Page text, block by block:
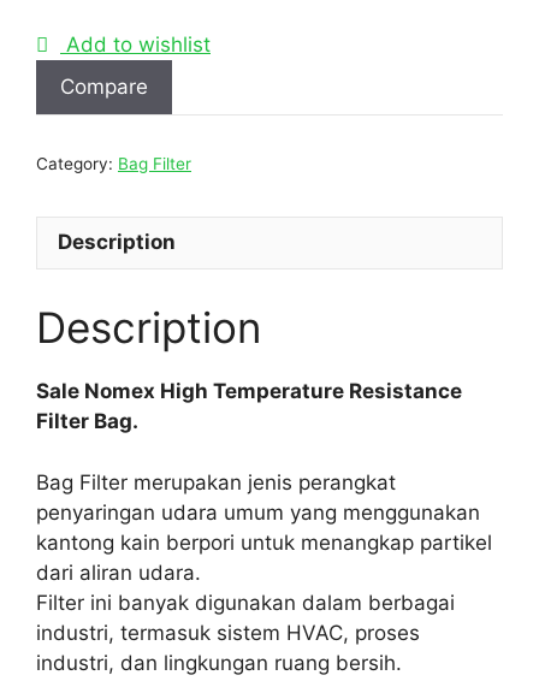
Add to wishlist
Compare
Category: Bag Filter
Description
Description
Sale Nomex High Temperature Resistance
Filter Bag.
Bag Filter merupakan jenis perangkat
penyaringan udara umum yang menggunakan
kantong kain berpori untuk menangkap partikel
dari aliran udara.
Filter ini banyak digunakan dalam berbagai
industri, termasuk sistem HVAC, proses
industri, dan lingkungan ruang bersih.